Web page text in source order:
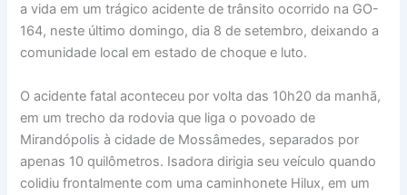
a vida em um trágico acidente de trânsito ocorrido na GO-
164, neste último domingo, dia 8 de setembro, deixando a
comunidade local em estado de choque e luto.
O acidente fatal aconteceu por volta das 10h20 da manhã,
em um trecho da rodovia que liga o povoado de
Mirandópolis à cidade de Mossâmedes, separados por
apenas 10 quilômetros. Isadora dirigia seu veículo quando
colidiu frontalmente com uma caminhonete Hilux, em um